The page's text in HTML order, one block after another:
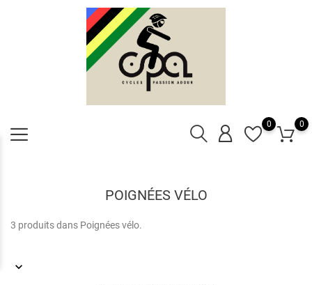
0
0
POIGNÉES VÉLO
3 produits dans Poignées vélo.